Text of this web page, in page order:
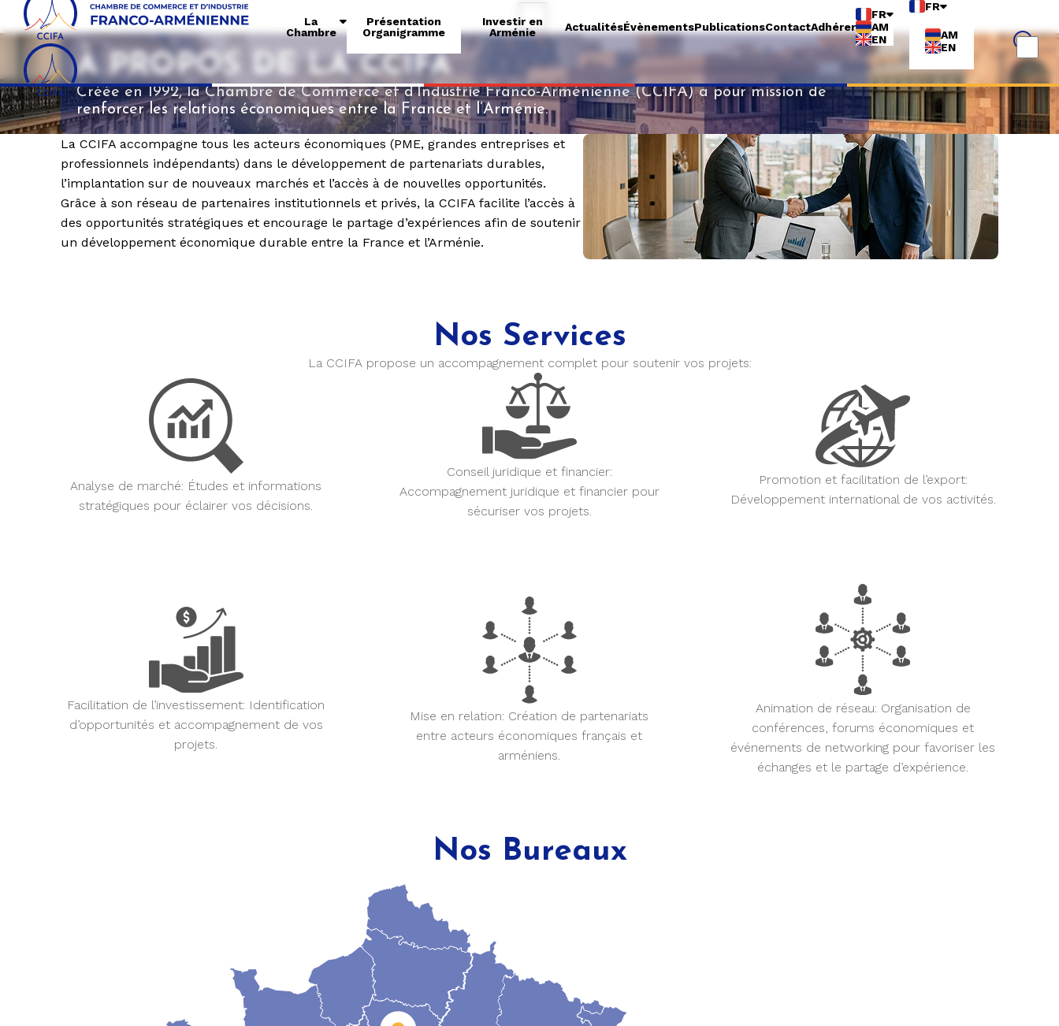
La
Chambre
Présentation
Organigramme
Investir en
Arménie
ActualitésÉvènementsPublicationsContactAdhérer
FR
AM
EN
FR
AM
EN
À PROPOS DE LA CCIFA
Créée en 1992, la Chambre de Commerce et d’Industrie Franco-Arménienne (CCIFA) a pour mission de
renforcer les relations économiques entre la France et l’Arménie.
La CCIFA accompagne tous les acteurs économiques (PME, grandes entreprises et
professionnels indépendants) dans le développement de partenariats durables,
l’implantation sur de nouveaux marchés et l’accès à de nouvelles opportunités.
Grâce à son réseau de partenaires institutionnels et privés, la CCIFA facilite l’accès à
des opportunités stratégiques et encourage le partage d’expériences afin de soutenir
un développement économique durable entre la France et l’Arménie.
Nos Services
La CCIFA propose un accompagnement complet pour soutenir vos projets:
Analyse de marché: Études et informations
stratégiques pour éclairer vos décisions.
Conseil juridique et financier:
Accompagnement juridique et financier pour
sécuriser vos projets.
Promotion et facilitation de l’export:
Développement international de vos activités.
Facilitation de l’investissement: Identification
d’opportunités et accompagnement de vos
projets.
Mise en relation: Création de partenariats
entre acteurs économiques français et
arméniens.
Animation de réseau: Organisation de
conférences, forums économiques et
événements de networking pour favoriser les
échanges et le partage d’expérience.
Nos Bureaux